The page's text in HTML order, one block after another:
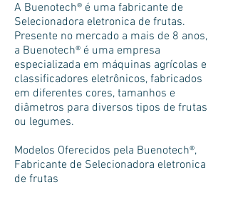
A Buenotech® é uma fabricante de
Selecionadora eletronica de frutas.
Presente no mercado a mais de 8 anos,
a Buenotech® é uma empresa
especializada em máquinas agrícolas e
classificadores eletrônicos, fabricados
em diferentes cores, tamanhos e
diâmetros para diversos tipos de frutas
ou legumes.
Modelos Oferecidos pela Buenotech®,
Fabricante de Selecionadora eletronica
de frutas